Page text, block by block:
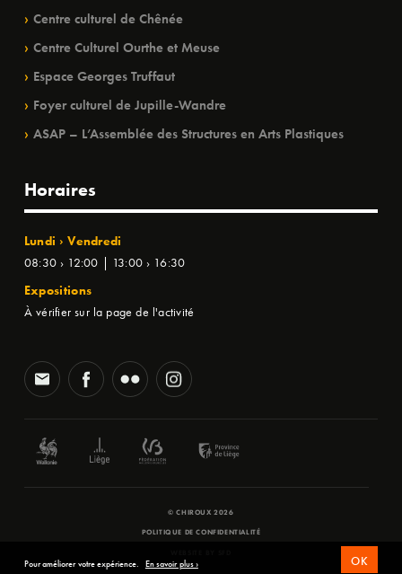
Centre culturel de Chênée
Centre Culturel Ourthe et Meuse
Espace Georges Truffaut
Foyer culturel de Jupille-Wandre
ASAP – L’Assemblée des Structures en Arts Plastiques
Horaires
Lundi › Vendredi
08:30 › 12:00 | 13:00 › 16:30
Expositions
À vérifier sur la page de l'activité
© CHIROUX 2026
POLITIQUE DE CONFIDENTIALITÉ
Pour améliorer votre expérience. En savoir plus › OK